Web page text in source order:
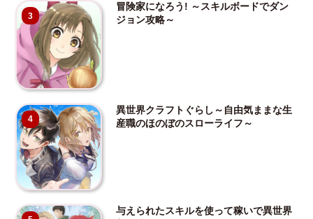
3
冒険家になろう! ～スキルボードでダン
ジョン攻略～
4
異世界クラフトぐらし～自由気ままな生
産職のほのぼのスローライフ～
与えられたスキルを使って稼いで異世界